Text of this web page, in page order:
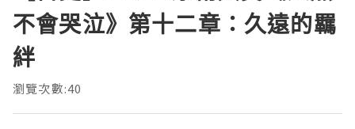
不會哭泣》第十二章：久遠的羈
絆
瀏覽次數:40